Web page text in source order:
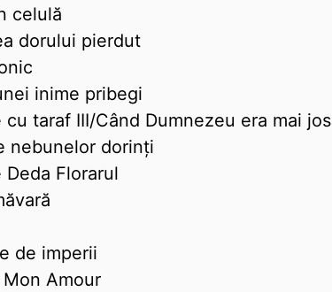
celulă
dorului pierdut
inime pribegi
taraf III/Când Dumnezeu era mai jos
nebunelor dorinți
Florarul
de imperii
Amour